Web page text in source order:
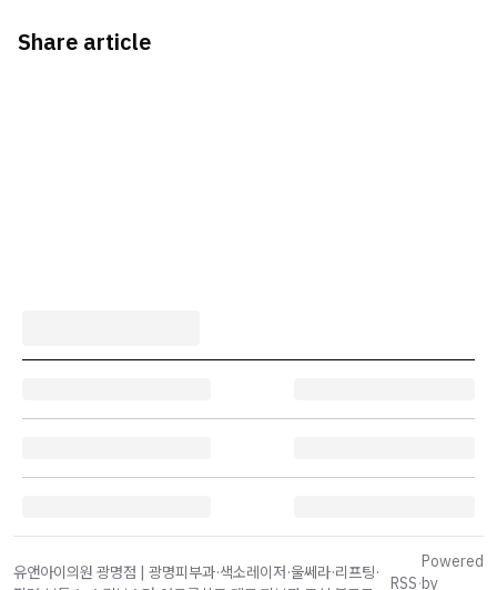
Share article
유앤아이의원 광명점 | 광명피부과·색소레이저·울쎄라·리프팅·
RSS·
Powered
by